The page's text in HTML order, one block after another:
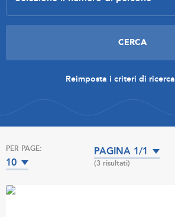
Reimposta i criteri di ricerca
PER PAGE:
10
PAGINA 1/1
(3 risultati)